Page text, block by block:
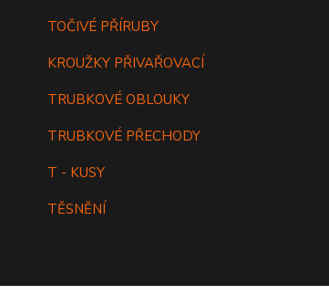
TOČIVÉ PŘÍRUBY
KROUŽKY PŘIVAŘOVACÍ
TRUBKOVÉ OBLOUKY
TRUBKOVÉ PŘECHODY
T - KUSY
TĚSNĚNÍ